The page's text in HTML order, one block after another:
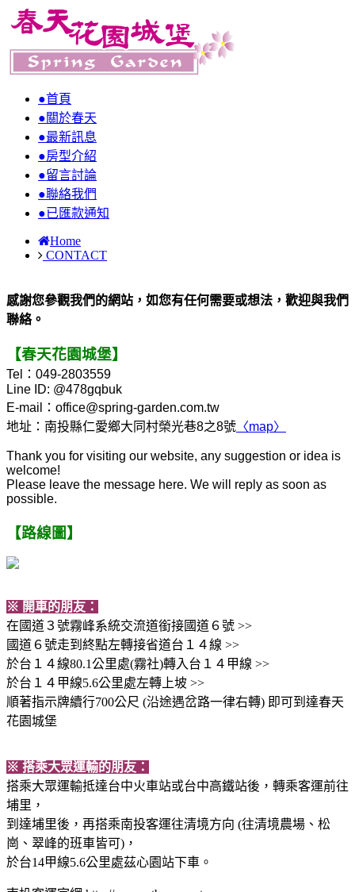
●首頁
●關於春天
●最新訊息
●房型介紹
●留言討論
●聯絡我們
●已匯款通知
Home
CONTACT
感謝您參觀我們的網站，如您有任何需要或想法，歡迎與我們
聯絡。
【春天花園城堡】
Tel：049-2803559
Line ID: @478gqbuk
E-mail： office@spring-garden.com.tw
地址：南投縣仁愛鄉大同村榮光巷8之8號 〈map〉
Thank you for visiting our website, any suggestion or idea is
welcome!
Please leave the message here. We will reply as soon as
possible.
【路線圖】
※ 開車的朋友：
在國道３號霧峰系統交流道銜接國道６號 >>
國道６號走到終點左轉接省道台１４線 >>
於台１４線80.1公里處(霧社)轉入台１４甲線 >>
於台１４甲線5.6公里處左轉上坡 >>
順著指示牌續行700公尺 (沿途遇岔路一律右轉) 即可到達春天
花園城堡
※ 搭乘大眾運輸的朋友：
搭乘大眾運輸抵達台中火車站或台中高鐵站後，轉乘客運前往
埔里，
到達埔里後，再搭乘南投客運往清境方向 (往清境農場、松
崗、翠峰的班車皆可)，
於台14甲線5.6公里處茲心園站下車。